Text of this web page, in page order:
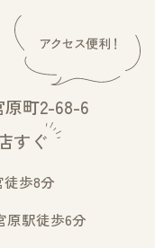
町2-68-6
すぐ
歩8分
原駅徒歩6分